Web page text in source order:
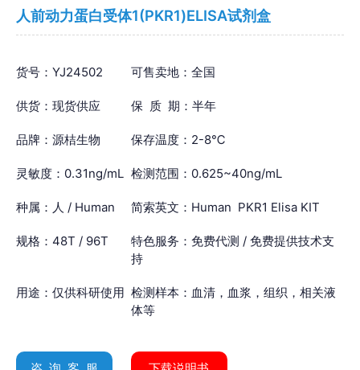
人前动力蛋白受体1(PKR1)ELISA试剂盒
货号：YJ24502 可售卖地：全国
供货：现货供应 保 质 期：半年
品牌：源桔生物 保存温度：2-8℃
灵敏度：0.31ng/mL 检测范围：0.625~40ng/mL
种属：人 / Human 简索英文：Human PKR1 Elisa KIT
规格：48T / 96T
特色服务：免费代测 / 免费提供技术支
持
用途：仅供科研使用 检测样本：血清，血浆，组织，相关液
体等